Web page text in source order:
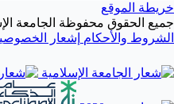
خريطة الموقع
جميع الحقوق محفوظة الجامعة
الشروط والأحكام إشعار